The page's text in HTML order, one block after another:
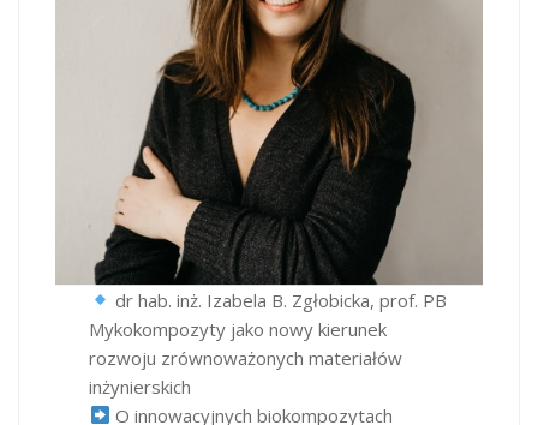
dr hab. inż. Izabela B. Zgłobicka, prof. PB
Mykokompozyty jako nowy kierunek
rozwoju zrównoważonych materiałów
inżynierskich
O innowacyjnych biokompozytach